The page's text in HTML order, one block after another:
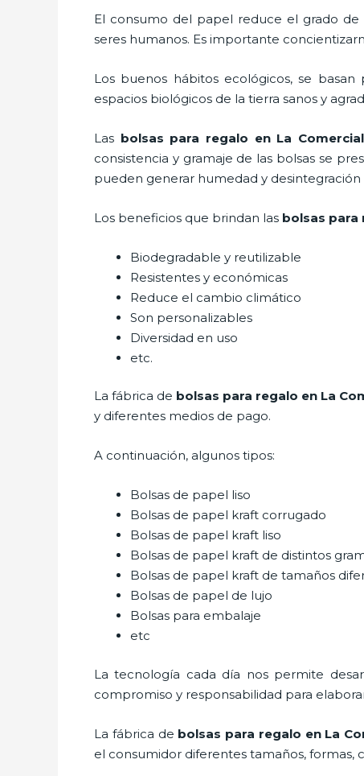
El consumo del papel reduce el grado
seres humanos. Es importante
Los buenos hábitos ecológicos, se
espacios biológicos de la tierra sanos y
Las bolsas para regalo en La
consistencia y gramaje de las bolsas se
pueden generar humedad y desintegración
Los beneficios que brindan las bolsas para
Biodegradable y reutilizable
Resistentes y económicas
Reduce el cambio climático
Son personalizables
Diversidad en uso
etc.
La fábrica de bolsas para regalo en La
y diferentes medios de pago.
A continuación, algunos tipos:
Bolsas de papel liso
Bolsas de papel kraft corrugado
Bolsas de papel kraft liso
Bolsas de papel kraft de distintos
Bolsas de papel kraft de tamaños
Bolsas de papel de lujo
Bolsas para embalaje
etc
La tecnología cada día nos permite
compromiso y responsabilidad para
La fábrica de bolsas para regalo en La
el consumidor diferentes tamaños, formas,